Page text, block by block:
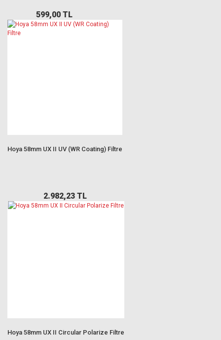
599,00 TL
Hoya 58mm UX II UV (WR Coating) Filtre
2.982,23 TL
Hoya 58mm UX II Circular Polarize Filtre